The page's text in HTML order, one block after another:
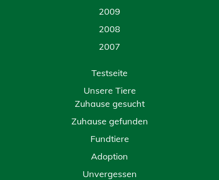
2009
2008
2007
Testseite
Unsere Tiere
Zuhause gesucht
Zuhause gefunden
Fundtiere
Adoption
Unvergessen